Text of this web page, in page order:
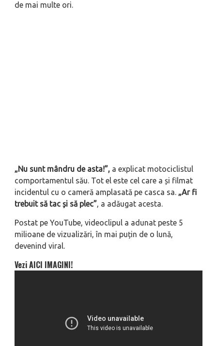
de mai multe ori.
„Nu sunt mândru de asta!”, a explicat motociclistul
comportamentul său. Tot el este cel care a și filmat
incidentul cu o cameră amplasată pe casca sa. „Ar fi
trebuit să tac și să plec”, a adăugat acesta.
Postat pe YouTube, videoclipul a adunat peste 5
milioane de vizualizări, în mai puțin de o lună,
devenind viral.
Vezi AICI IMAGINI!